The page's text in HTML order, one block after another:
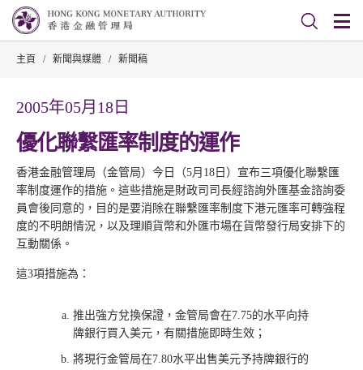
主頁 / 新聞與媒體 / 新聞稿
2005年05月18日
優化聯繫匯率制度的運作
香港金融管理局（金管局）今日（5月18日）宣布三項優化聯繫匯
率制度運作的措施。這些措施是財政司司長經諮詢外匯基金諮詢委
員會後同意的，目的是要消除在聯繫匯率制度下港元匯率可轉強程
度的不明朗情況，以及理順貨幣和外匯市場在貨幣發行局安排下的
互動關係。
這3項措施為：
推出強方兌換保證，金管局會在7.75的水平向持
牌銀行買入美元，有關措施即時生效；
將現行金管局在7.80水平出售美元予持牌銀行的